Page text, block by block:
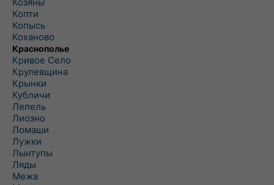
Копти
Копысь
Коханово
Краснополье
Кривое Село
Крулевщина
Крынки
Кубличи
Лепель
Лиозно
Ломаши
Лужки
Лынтупы
Ляды
Межа